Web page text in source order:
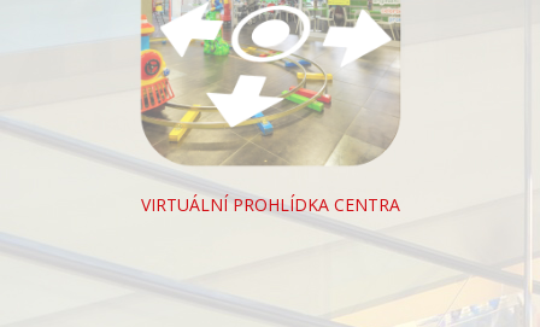
VIRTUÁLNÍ PROHLÍDKA CENTRA